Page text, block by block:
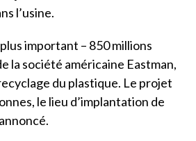
l’usine.
important – 850 millions
la société américaine Eastman,
du plastique. Le projet
le lieu d’implantation de